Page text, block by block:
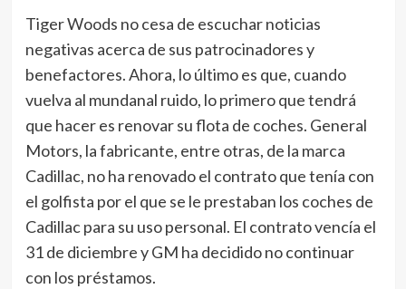
Tiger Woods no cesa de escuchar noticias
negativas acerca de sus patrocinadores y
benefactores. Ahora, lo último es que, cuando
vuelva al mundanal ruido, lo primero que tendrá
que hacer es renovar su flota de coches. General
Motors, la fabricante, entre otras, de la marca
Cadillac, no ha renovado el contrato que tenía con
el golfista por el que se le prestaban los coches de
Cadillac para su uso personal. El contrato vencía el
31 de diciembre y GM ha decidido no continuar
con los préstamos.